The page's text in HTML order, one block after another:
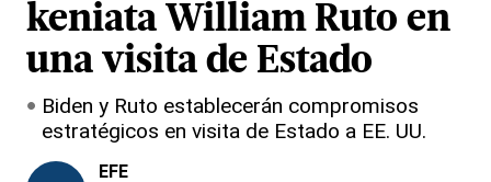
keniata William Ruto en
una visita de Estado
Biden y Ruto establecerán compromisos
estratégicos en visita de Estado a EE. UU.
EFE